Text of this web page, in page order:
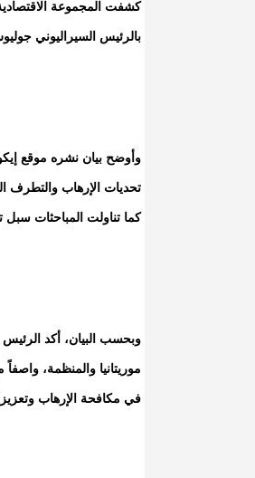
كشفت المجموعة
بالرئيس السيراليوني جوليوس
وأوضح بيان نشره موقع
تحديات الإرهاب والتطرف
كما تناولت المباحثات سبل
وبحسب البيان، أكد
موريتانيا والمنظمة،
في مكافحة الإرهاب